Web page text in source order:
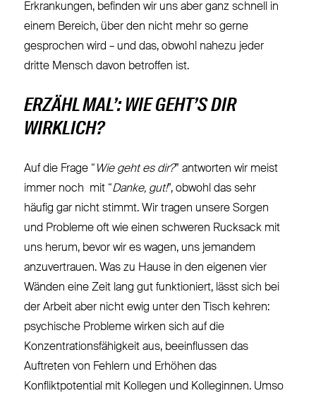
Erkrankungen, befinden wir uns aber ganz schnell in
einem Bereich, über den nicht mehr so gerne
gesprochen wird – und das, obwohl nahezu jeder
dritte Mensch davon betroffen ist.
ERZÄHL MAL’: WIE GEHT’S DIR
WIRKLICH?
Auf die Frage “ Wie geht es dir?” antworten wir meist
immer noch mit “Danke, gut!”, obwohl das sehr
häufig gar nicht stimmt. Wir tragen unsere Sorgen
und Probleme oft wie einen schweren Rucksack mit
uns herum, bevor wir es wagen, uns jemandem
anzuvertrauen. Was zu Hause in den eigenen vier
Wänden eine Zeit lang gut funktioniert, lässt sich bei
der Arbeit aber nicht ewig unter den Tisch kehren:
psychische Probleme wirken sich auf die
Konzentrationsfähigkeit aus, beeinflussen das
Auftreten von Fehlern und Erhöhen das
Konfliktpotential mit Kollegen und Kolleginnen. Umso